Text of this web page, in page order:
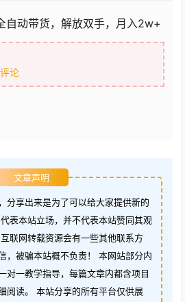
自动带货，解放双手，月入2w+
评论
文章声明
分享出来是为了可以给大家提供新的
表本站立场，并不代表本站赞同其观
联网转载资源会有一些其他联系方
，被骗本站概不负责！ 本网站部分内
对一教学指导，每篇文章内都含项目
阅读。 本站分享的所有平台仅供展